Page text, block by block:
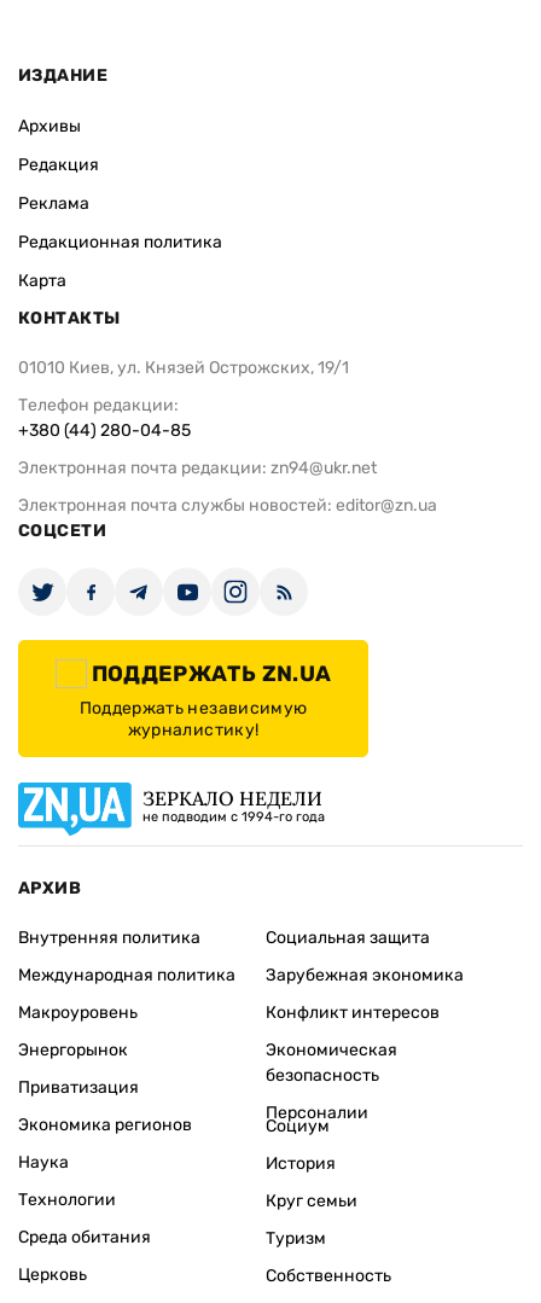
ИЗДАНИЕ
Архивы
Редакция
Реклама
Редакционная политика
Карта
КОНТАКТЫ
01010 Киев, ул. Князей Острожских, 19/1
Телефон редакции:
+380 (44) 280-04-85
Электронная почта редакции: zn94@ukr.net
Электронная почта службы новостей: editor@zn.ua
СОЦСЕТИ
ПОДДЕРЖАТЬ ZN.UA
Поддержать независимую
журналистику!
ЗЕРКАЛО НЕДЕЛИ
не подводим с 1994-го года
АРХИВ
Внутренняя политика
Международная политика
Макроуровень
Энергорынок
Приватизация
Экономика регионов
Социальная защита
Зарубежная экономика
Конфликт интересов
Экономическая
безопасность
Персоналии
Наука
Технологии
Среда обитания
Церковь
Социум
История
Круг семьи
Туризм
Собственность